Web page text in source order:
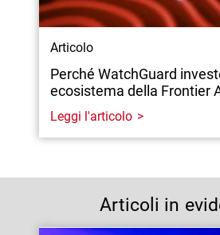
Articolo
Perché WatchGuard
ecosistema della Frontier
Leggi l'articolo
Articoli in